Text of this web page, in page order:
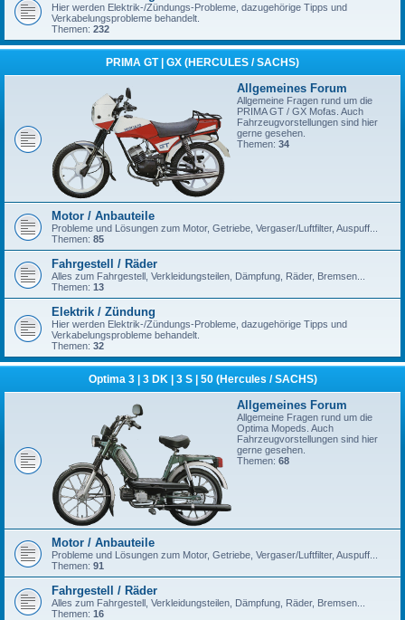
Hier werden Elektrik-/Zündungs-Probleme, dazugehörige Tipps und
Verkabelungsprobleme behandelt.
Themen: 232
PRIMA GT | GX (HERCULES / SACHS)
Allgemeines Forum
Allgemeine Fragen rund um die
PRIMA GT / GX Mofas. Auch
Fahrzeugvorstellungen sind hier
gerne gesehen.
Themen: 34
Motor / Anbauteile
Probleme und Lösungen zum Motor, Getriebe, Vergaser/Luftfilter, Auspuff...
Themen: 85
Fahrgestell / Räder
Alles zum Fahrgestell, Verkleidungsteilen, Dämpfung, Räder, Bremsen...
Themen: 13
Elektrik / Zündung
Hier werden Elektrik-/Zündungs-Probleme, dazugehörige Tipps und
Verkabelungsprobleme behandelt.
Themen: 32
Optima 3 | 3 DK | 3 S | 50 (Hercules / SACHS)
Allgemeines Forum
Allgemeine Fragen rund um die
Optima Mopeds. Auch
Fahrzeugvorstellungen sind hier
gerne gesehen.
Themen: 68
Motor / Anbauteile
Probleme und Lösungen zum Motor, Getriebe, Vergaser/Luftfilter, Auspuff...
Themen: 91
Fahrgestell / Räder
Alles zum Fahrgestell, Verkleidungsteilen, Dämpfung, Räder, Bremsen...
Themen: 16